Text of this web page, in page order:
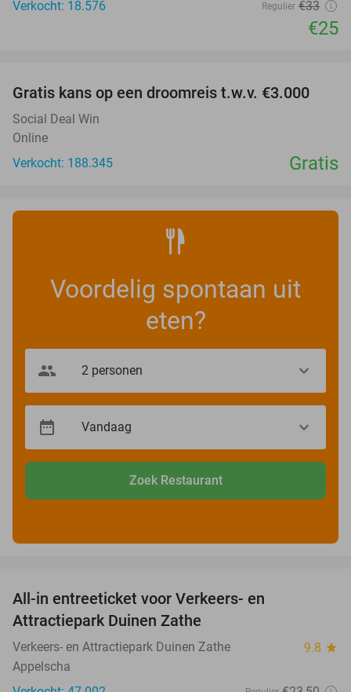
Verkocht: 18.576 Regulier €33
€25
Gratis kans op een droomreis t.w.v. €3.000
Social Deal Win
Online
Verkocht: 188.345
Gratis
Voordelig spontaan uit
eten?
Zoek Restaurant
All-in entreeticket voor Verkeers- en
Attractiepark Duinen Zathe
Verkeers- en Attractiepark Duinen Zathe 9.8 star
Appelscha